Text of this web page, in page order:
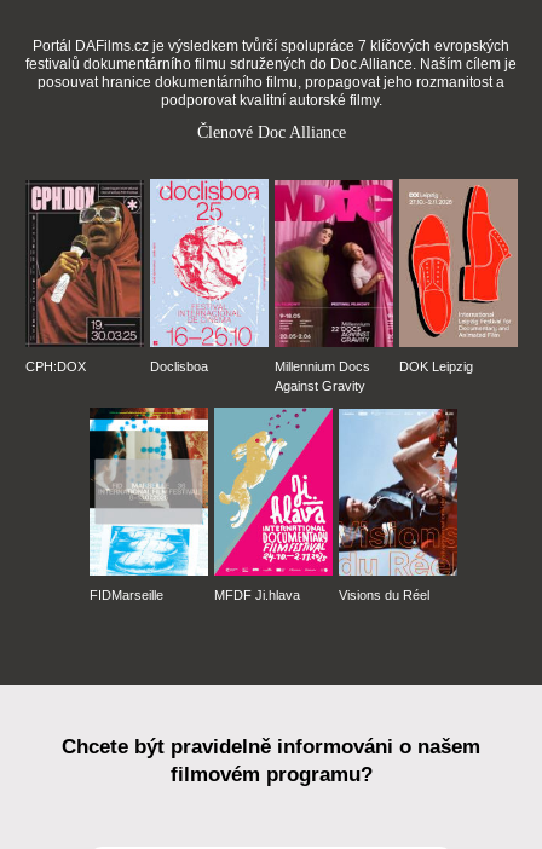
Portál DAFilms.cz je výsledkem tvůrčí spolupráce 7 klíčových evropských
festivalů dokumentárního filmu sdružených do Doc Alliance. Naším cílem je
posouvat hranice dokumentárního filmu, propagovat jeho rozmanitost a
podporovat kvalitní autorské filmy.
Členové Doc Alliance
CPH:DOX Doclisboa
Millennium Docs
Against Gravity
DOK Leipzig
FIDMarseille MFDF Ji.hlava Visions du Réel
Chcete být pravidelně informováni o našem
filmovém programu?